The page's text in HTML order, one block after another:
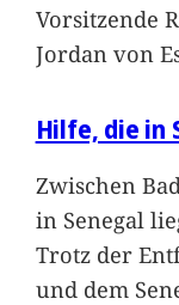
Vorsitzende
Jordan von
Hilfe, die in
Zwischen
in Senegal
Trotz der
und dem